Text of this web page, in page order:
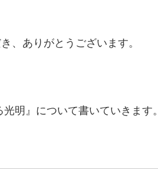
、ありがとうございます。
明』について書いていきます。